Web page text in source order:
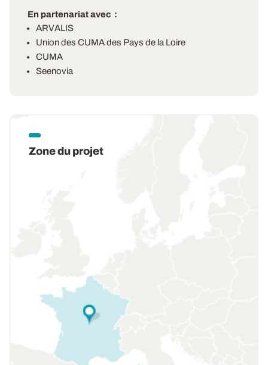
En partenariat avec
ARVALIS
Union des CUMA des Pays de la Loire
CUMA
Seenovia
Zone du projet